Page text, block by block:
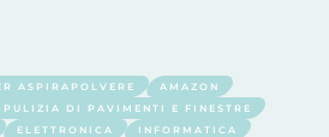
ACCESSORI PER
ASPIRAPOLVERE E PULIZIA DI
CASA E CUCINA